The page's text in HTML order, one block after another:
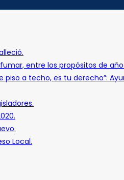
entre los propósitos de
piso a techo, es tu derecho”:
Local.